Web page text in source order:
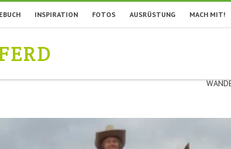
INSPIRATION FOTOS AUSRÜSTUNG MACH MIT!